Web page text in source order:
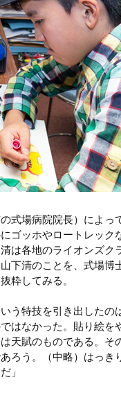
式場病院院長）によっ
ゴッホやロートレック
は各地のライオンズク
下清のことを、式場博
粋してみる。
う特技を引き出したの
はなかった。貼り絵を
天賦のものである。そ
ろう。（中略）はっき
」